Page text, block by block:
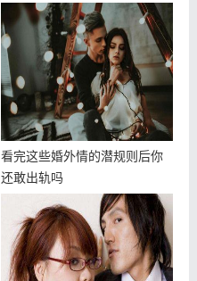
看完这些婚外情的潜规则后你
还敢出轨吗